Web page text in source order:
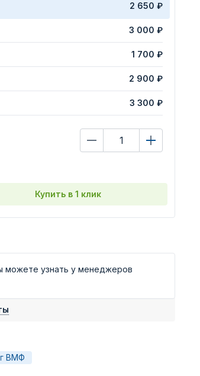
2 650 ₽
3 000 ₽
1 700 ₽
2 900 ₽
3 300 ₽
Купить в 1 клик
можете узнать у менеджеров
ВМФ